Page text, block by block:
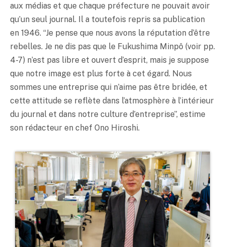
aux médias et que chaque préfecture ne pouvait avoir
qu’un seul journal. Il a toutefois repris sa publication
en 1946. “Je pense que nous avons la réputation d’être
rebelles. Je ne dis pas que le Fukushima Minpô (voir pp.
4-7) n’est pas libre et ouvert d’esprit, mais je suppose
que notre image est plus forte à cet égard. Nous
sommes une entreprise qui n’aime pas être bridée, et
cette attitude se reflète dans l’atmosphère à l’intérieur
du journal et dans notre culture d’entreprise”, estime
son rédacteur en chef Ono Hiroshi.